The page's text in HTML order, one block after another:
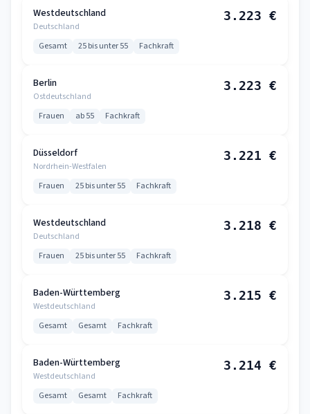
Westdeutschland
Deutschland
3.223 €
Gesamt 25 bis unter 55 Fachkraft
Berlin
Ostdeutschland
3.223 €
Frauen ab 55 Fachkraft
Düsseldorf
Nordrhein-Westfalen
3.221 €
Frauen 25 bis unter 55 Fachkraft
Westdeutschland
Deutschland
3.218 €
Frauen 25 bis unter 55 Fachkraft
Baden-Württemberg
Westdeutschland
3.215 €
Gesamt Gesamt Fachkraft
Baden-Württemberg
Westdeutschland
3.214 €
Gesamt Gesamt Fachkraft